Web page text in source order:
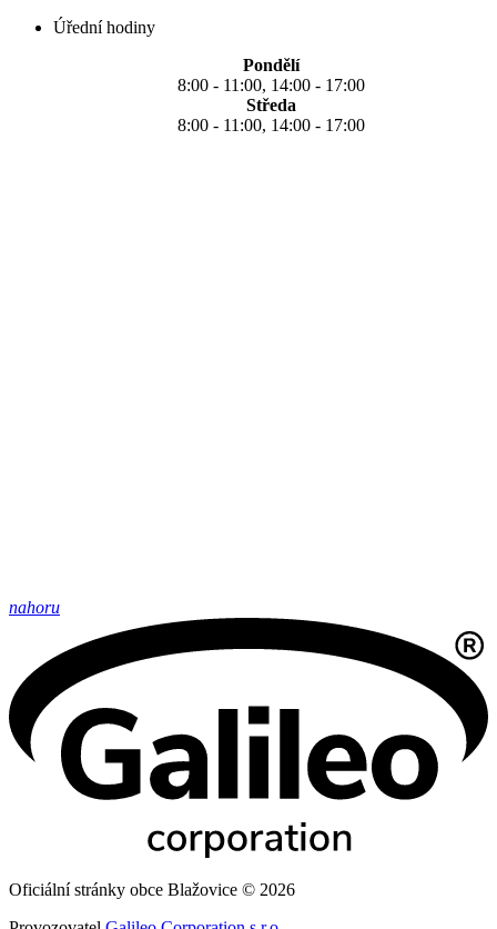
Úřední hodiny
Pondělí
8:00 - 11:00, 14:00 - 17:00
Středa
8:00 - 11:00, 14:00 - 17:00
nahoru
Oficiální stránky obce Blažovice © 2026